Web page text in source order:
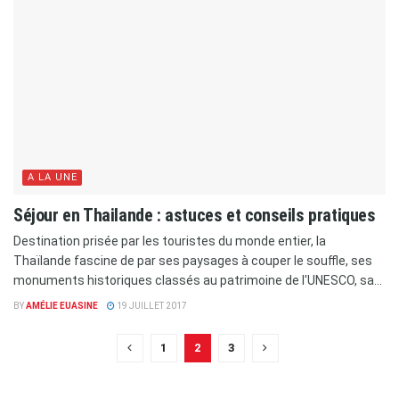
A LA UNE
Séjour en Thailande : astuces et conseils pratiques
Destination prisée par les touristes du monde entier, la
Thaïlande fascine de par ses paysages à couper le souffle, ses
monuments historiques classés au patrimoine de l'UNESCO, sa...
BYAMÉLIE EUASINE 19 JUILLET 2017
1 2 3